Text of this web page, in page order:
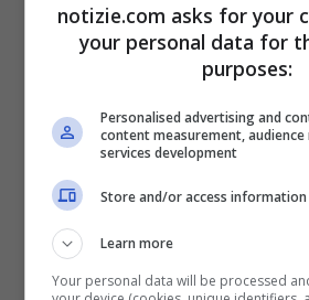
Al via il nuovo
dedicato alle
come funziona
14 Luglio 2024 - 11:00
notizie.com asks for your
your personal data for
purposes:
Personalised advertising and
content measurement, audience
services development
Store and/or access information
Learn more
Your personal data will be processed